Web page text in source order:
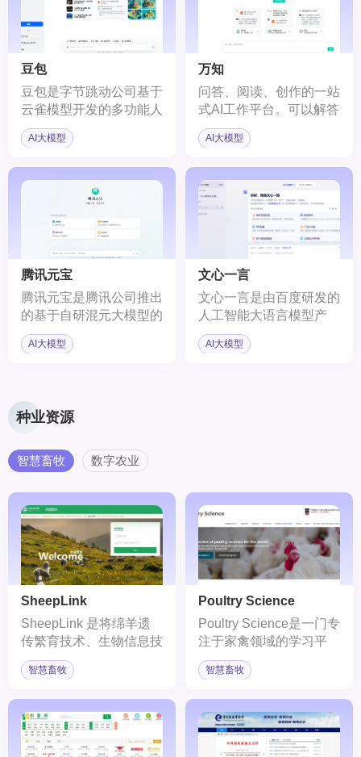
先进的自然语言处理技
术，成为用户生活和工作
中的智能助手。
技术，为用户提供智能化
服务。
豆包
豆包是字节跳动公司基于
云雀模型开发的多功能人
工智能助手。它集成了聊
天机器人、写作助手、英
于为用户提供生活、学
习、工作中的帮助。
AI大模型
万知
问答、阅读、创作的一站
式AI工作平台。可以解答
你的问题、帮你看文件、
也可以创作演示文档。
AI大模型
腾讯元宝
腾讯元宝是腾讯公司推出
的基于自研混元大模型的
C端AI助手App，旨在提
高用户的工作效率和日常
心能力，能够处理多个微
信公众号链接、网址以及
格式的文档，并支持超长
的上下文窗口
AI大模型
文心一言
文心一言是由百度研发的
人工智能大语言模型产
品，具备跨模态、跨语言
的深度语义理解与生成能
辑、记忆四大基础能力。
AI大模型
种业资源
智慧畜牧 数字农业
SheepLink
SheepLink 是将绵羊遗
传繁育技术、生物信息技
术与计算机技术相融合，
以自主研发的绵羊 40K
成的绵羊大数据智库创新
与智能育种云平台。包括
智能育种、基因追溯、健
智慧畜牧
Poultry Science
Poultry Science是一门专
注于家禽领域的学习平
台，旨在传授关于家禽产
业的全面知识，包括遗传
病管理、经济学和商业等
方面。
智慧畜牧